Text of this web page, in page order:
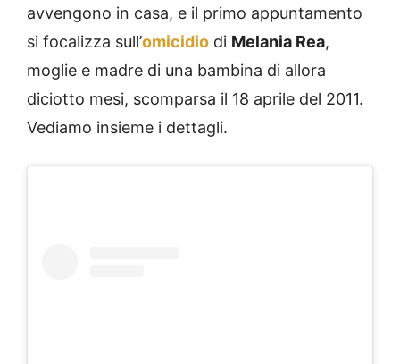
avvengono in casa, e il primo appuntamento
si focalizza sull’omicidio di Melania Rea,
moglie e madre di una bambina di allora
diciotto mesi, scomparsa il 18 aprile del 2011.
Vediamo insieme i dettagli.